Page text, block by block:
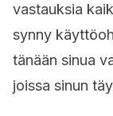
vastauksia
synny
tänään sinua
joissa sinun